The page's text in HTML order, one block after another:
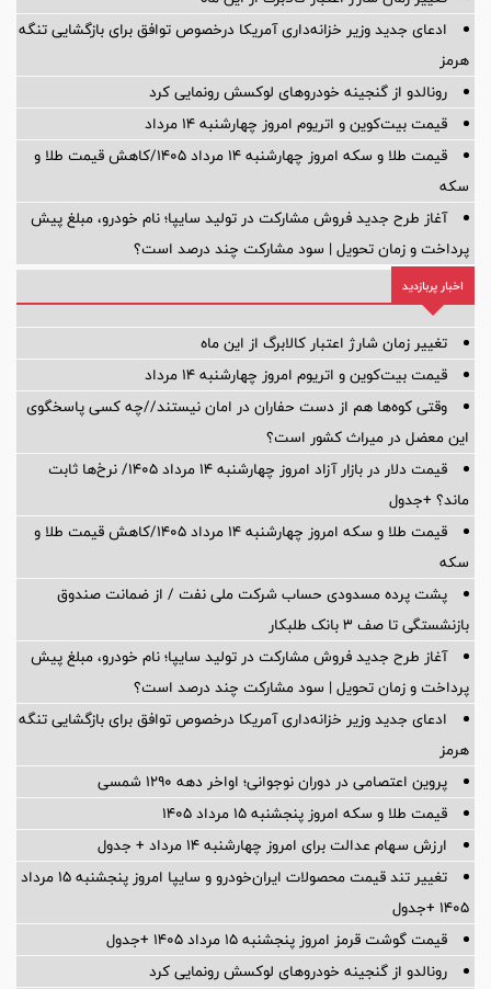
ادعای جدید وزیر خزانه‌داری آمریکا درخصوص توافق برای بازگشایی تنگه
هرمز
رونالدو از گنجینه خودروهای لوکسش رونمایی کرد
قیمت بیت‌کوین و اتریوم امروز چهارشنبه ۱۴ مرداد
قیمت طلا و سکه امروز چهارشنبه ۱۴ مرداد ۱۴۰۵/کاهش قیمت طلا و
سکه
آغاز طرح جدید فروش مشارکت در تولید سایپا؛ نام خودرو، مبلغ پیش
پرداخت و زمان تحویل | سود مشارکت چند درصد است؟
اخبار پربازدید
تغییر زمان شارژ اعتبار کالابرگ از این ماه
قیمت بیت‌کوین و اتریوم امروز چهارشنبه ۱۴ مرداد
وقتی کوه‌ها هم از دست حفاران در امان نیستند//چه کسی پاسخگوی
این معضل در میراث کشور است؟
قیمت دلار در بازار آزاد امروز چهارشنبه ۱۴ مرداد ۱۴۰۵/ نرخ‌ها ثابت
ماند؟ +جدول
قیمت طلا و سکه امروز چهارشنبه ۱۴ مرداد ۱۴۰۵/کاهش قیمت طلا و
سکه
پشت پرده‌ مسدودی حساب شرکت ملی نفت / از ضمانت صندوق
بازنشستگی تا صف ۳ بانک طلبکار
آغاز طرح جدید فروش مشارکت در تولید سایپا؛ نام خودرو، مبلغ پیش
پرداخت و زمان تحویل | سود مشارکت چند درصد است؟
ادعای جدید وزیر خزانه‌داری آمریکا درخصوص توافق برای بازگشایی تنگه
هرمز
پروین اعتصامی در دوران نوجوانی؛ اواخر دهه ۱۲۹۰ شمسی
قیمت طلا و سکه امروز پنجشنبه ۱۵ مرداد ۱۴۰۵
ارزش سهام عدالت برای امروز چهارشنبه ۱۴ مرداد + جدول
تغییر تند قیمت محصولات ایران‌خودرو و سایپا امروز پنجشنبه ۱۵ مرداد
۱۴۰۵ +جدول
قیمت گوشت قرمز امروز پنجشنبه ۱۵ مرداد ۱۴۰۵ +جدول
رونالدو از گنجینه خودروهای لوکسش رونمایی کرد